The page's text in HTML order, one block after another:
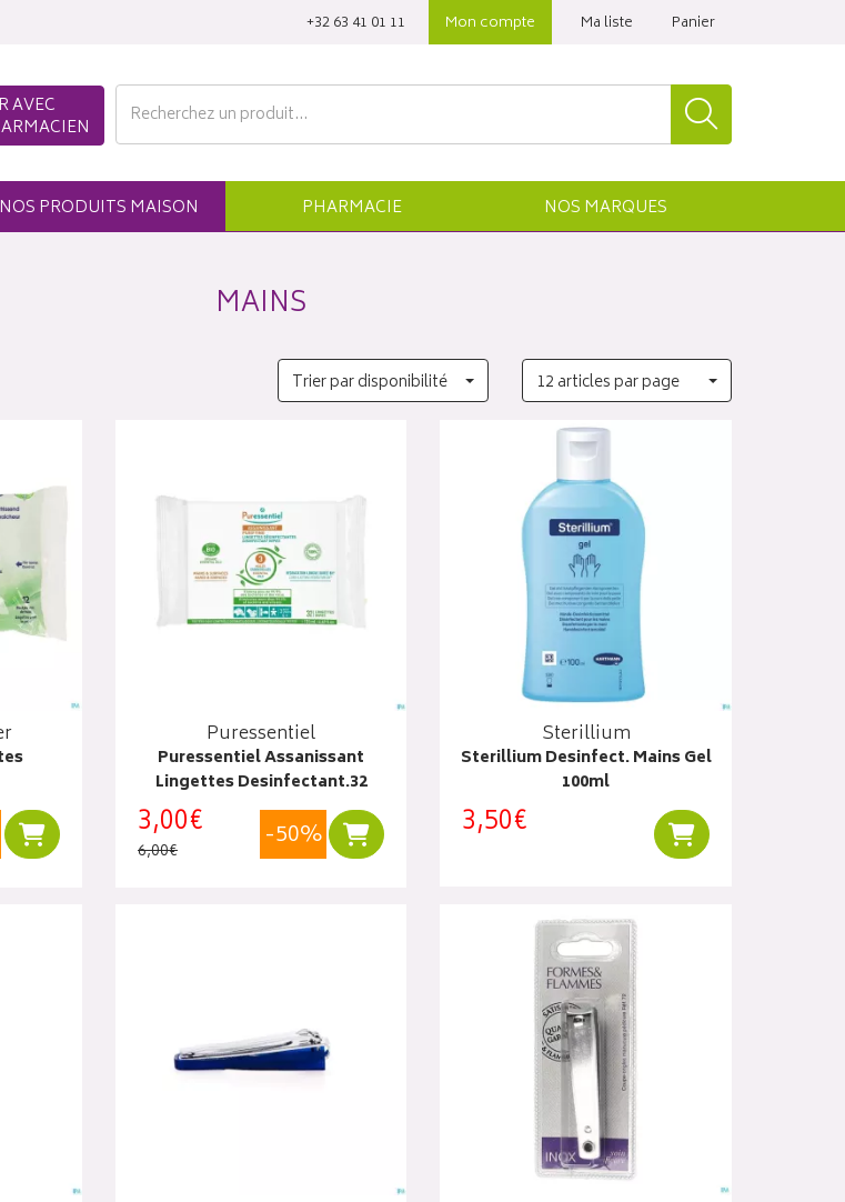
‭+32 63 41 01 11‬ Mon compte Ma liste Panier
AVEC
NOS PRODUITS MAISON PHARMACIE NOS MARQUES
MAINS
Trier par disponibilité 12 articles par page
Ajouter au panier
Puressentiel
Puressentiel Assanissant
Lingettes Desinfectant.32
3,00€
6,00€ -50% Ajouter au panier
Sterillium
Sterillium Desinfect. Mains Gel
100ml
3,50€ Ajouter au panier